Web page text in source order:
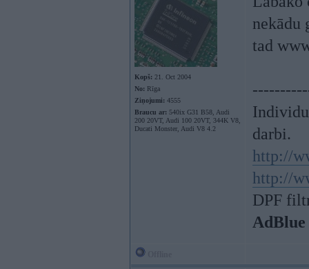
Kopš: 21. Oct 2004
No: Rīga
Ziņojumi: 4555
Braucu ar: 540ix G31 B58, Audi
200 20VT, Audi 100 20VT, 344K V8,
Ducati Monster, Audi V8 4.2
nekādu
tad
darbi.
http://
http://
DPF